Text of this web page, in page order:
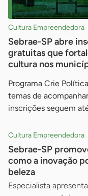
Cultura Empreendedora
Sebrae-SP abre
gratuitas que
cultura nos
Programa Crie
temas de
inscrições seguem
Cultura Empreendedora
Sebrae-SP
como a inovação
beleza
Especialista